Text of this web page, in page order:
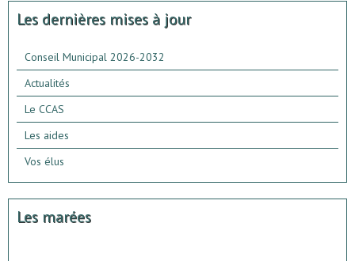
Les dernières mises à jour
Conseil Municipal 2026-2032
Actualités
Le CCAS
Les aides
Vos élus
Les marées